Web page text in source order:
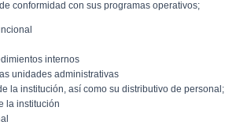
conformidad con sus programas operativos;
internos
unidades administrativas
la institución, así como su distributivo de personal;
la institución